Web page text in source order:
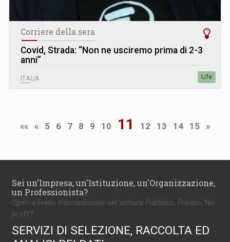
Corriere della sera
Covid, Strada: “Non ne usciremo prima di 2-3
anni”
ITALIA Life
«« « 5 6 7 8 9 10 11 12 13 14 15 »
Sei un'Impresa, un'Istituzione, un'Organizzazione,
un Professionista?
Operi a livello internazionale nel settore Pubblico, Privato, No-
profit?
SERVIZI DI SELEZIONE, RACCOLTA ED